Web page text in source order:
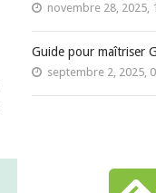
novembre 28, 2025,
Guide pour maîtriser
septembre 2, 2025,